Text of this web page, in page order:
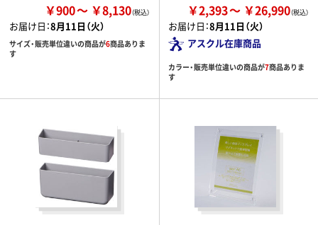
￥900 ￥8,130
お届け日：8月11日（火）
サイズ・販売単位違いの商品が6商品ありま
す
￥2,393 ￥26,990
お届け日：8月11日（火）
アスクル在庫商品
カラー・販売単位違いの商品が7商品ありま
す